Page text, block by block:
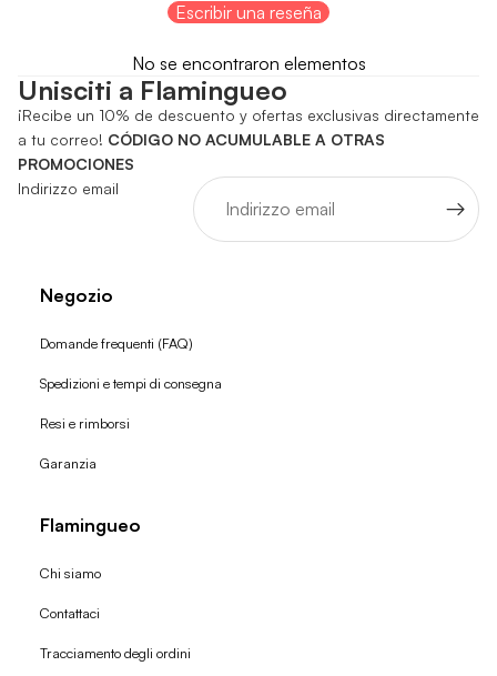
Escribir una reseña
No se encontraron elementos
Unisciti a Flamingueo
¡Recibe un 10% de descuento y ofertas exclusivas directamente
a tu correo! CÓDIGO NO ACUMULABLE A OTRAS
PROMOCIONES
Indirizzo email
Negozio
Domande frequenti (FAQ)
Spedizioni e tempi di consegna
Resi e rimborsi
Garanzia
Flamingueo
Chi siamo
Contattaci
Tracciamento degli ordini